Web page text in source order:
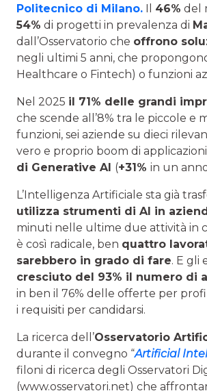
Politecnico di Milano. 46% del
54% di progetti in prevalenza di
dall’Osservatorio che offrono
negli ultimi 5 anni, che
Healthcare o Fintech) o funzioni
Nel 2025 il 71% delle grandi
che scende all’8% tra le piccole
funzioni, sei aziende su dieci
vero e proprio boom di
di Generative AI (+31% in un
L’Intelligenza Artificiale sta già
utilizza strumenti di AI in
minuti nelle ultime due attività in
è così radicale, ben quattro
sarebbero in grado di fare. E gli
cresciuto del 93% il numero di
in ben il 76% delle offerte per
i requisiti per candidarsi.
La ricerca dell’Osservatorio
durante il convegno “Artificial
filoni di ricerca degli Osservatori
(www.osservatori.net) che